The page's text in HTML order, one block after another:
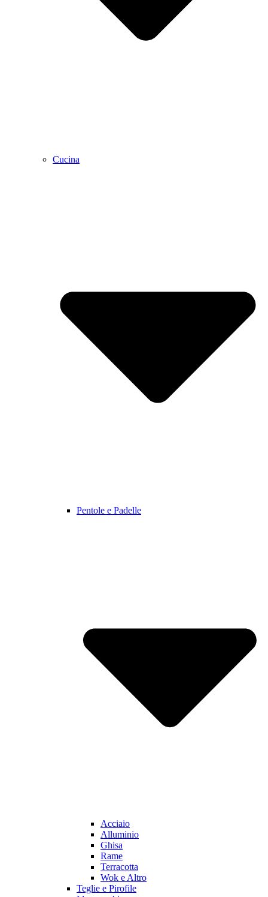
Cucina
Pentole e Padelle
Acciaio
Alluminio
Ghisa
Rame
Terracotta
Wok e Altro
Teglie e Pirofile